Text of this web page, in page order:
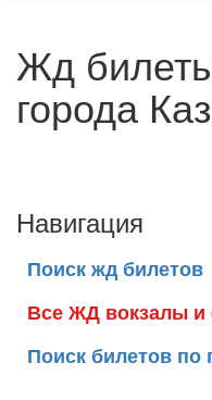
Жд
города
Навигация
Поиск жд билетов
Все ЖД вокзалы и
Поиск билетов по